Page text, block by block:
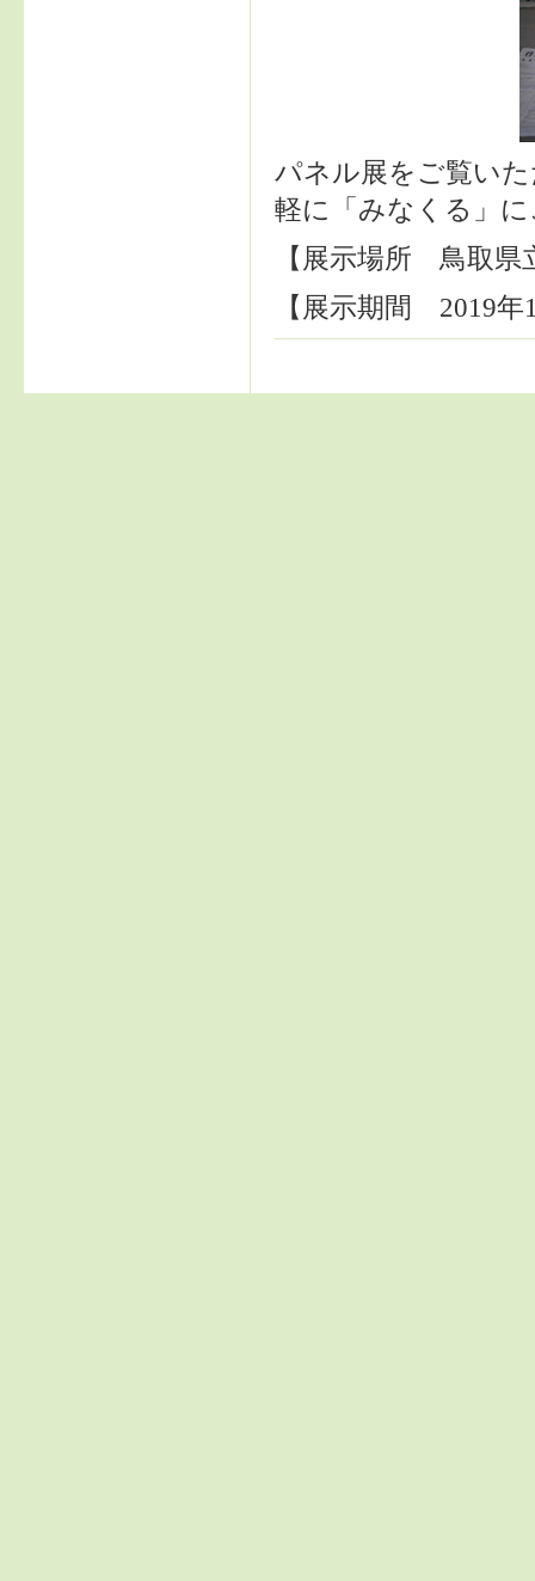
パネル展をご覧い
軽に「みなくる」
【展示場所 鳥取
【展示期間 2019年